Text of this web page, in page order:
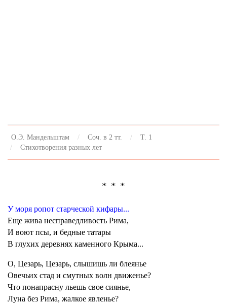
О.Э. Мандельштам Соч. в 2 тт.
Т. 1
Стихотворения разных лет
* * *
У моря ропот старческой кифары...
Еще жива несправедливость Рима,
И воют псы, и бедные татары
В глухих деревнях каменного Крыма...
О, Цезарь, Цезарь, слышишь ли блеянье
Овечьих стад и смутных волн движенье?
Что понапрасну льешь свое сиянье,
Луна без Рима, жалкое явленье?